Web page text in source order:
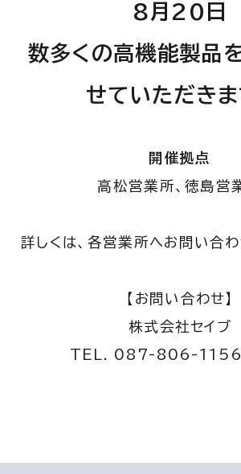
8月20日
数多くの高機能製品
せていただきま
開催拠点
高松営業所、徳島営
詳しくは、各営業所へお問い合
【お問い合わせ】
株式会社セイブ
TEL. 087-806-1156（